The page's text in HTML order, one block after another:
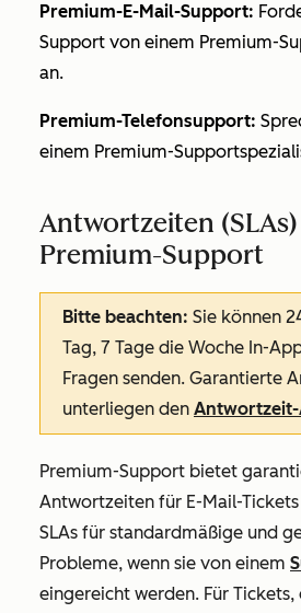
Premium-E-Mail-Support:
Support von einem Premium-
an.
Premium-Telefonsupport:
einem Premium-
Antwortzeiten
Premium-Support
Bitte beachten: Sie können
Tag, 7 Tage die Woche In-
Fragen senden. Garantierte
unterliegen den
Premium-Support bietet
Antwortzeiten für E-Mail-
SLAs für standardmäßige und
Probleme, wenn sie von einem
eingereicht werden. Für